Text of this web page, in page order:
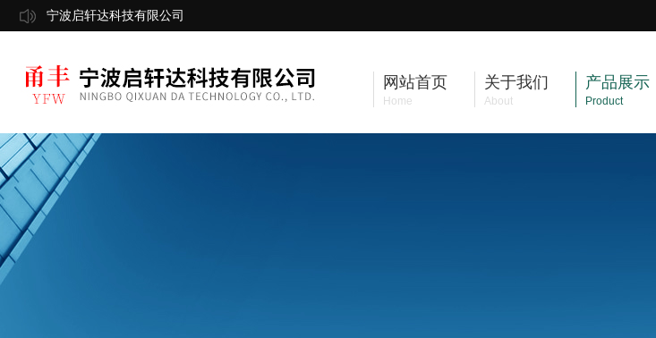
宁波启轩达科技有限公司
网站首页
Home
关于我们
About
产品展示
Product